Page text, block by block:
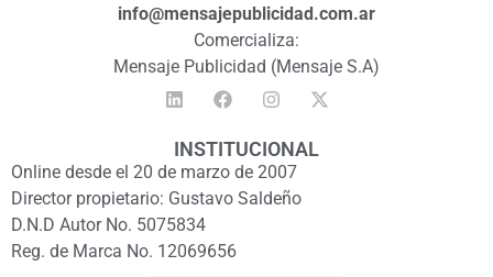
info@mensajepublicidad.com.ar
Comercializa:
Mensaje Publicidad (Mensaje S.A)
INSTITUCIONAL
Online desde el 20 de marzo de 2007
Director propietario: Gustavo Saldeño
D.N.D Autor No. 5075834
Reg. de Marca No. 12069656